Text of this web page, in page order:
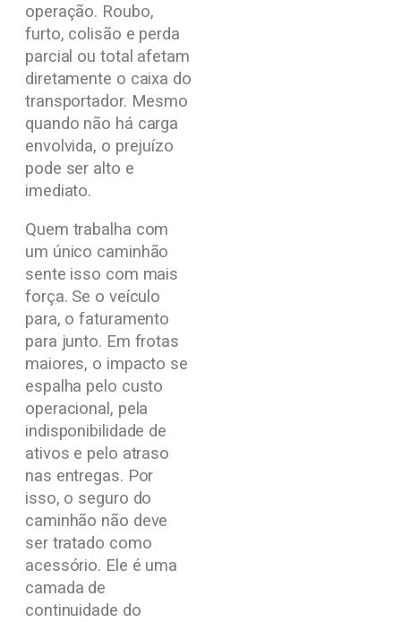
operação. Roubo,
furto, colisão e perda
parcial ou total afetam
diretamente o caixa do
transportador. Mesmo
quando não há carga
envolvida, o prejuízo
pode ser alto e
imediato.
Quem trabalha com
um único caminhão
sente isso com mais
força. Se o veículo
para, o faturamento
para junto. Em frotas
maiores, o impacto se
espalha pelo custo
operacional, pela
indisponibilidade de
ativos e pelo atraso
nas entregas. Por
isso, o seguro do
caminhão não deve
ser tratado como
acessório. Ele é uma
camada de
continuidade do